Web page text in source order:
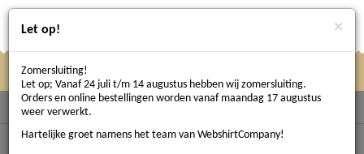
hier
Terug naar Bedrijfskleding
Let op! ×
Zomersluiting!
Let op; Vanaf 24 juli t/m 14 augustus hebben wij zomersluiting.
Orders en online bestellingen worden vanaf maandag 17 augustus
weer verwerkt.
Hartelijke groet namens het team van WebshirtCompany!